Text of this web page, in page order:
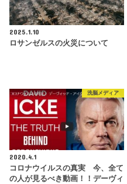
2025.1.10
ロサンゼルスの火災について
洗脳メディア
2020.4.1
コロナウイルスの真実 今、全て
の人が見るべき動画！！デーヴィ